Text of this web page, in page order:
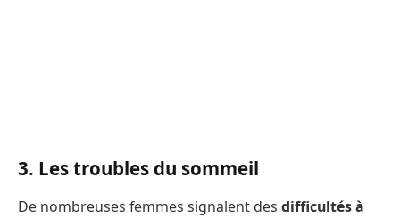
3. Les troubles du sommeil
De nombreuses femmes signalent des difficultés à